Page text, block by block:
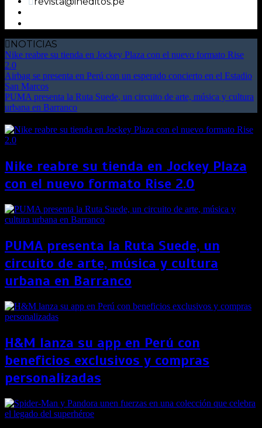
NOTICIAS
Nike reabre su tienda en Jockey Plaza con el nuevo formato Rise
2.0
Airbag se presenta en Perú con un esperado concierto en el Estadio
San Marcos
PUMA presenta la Ruta Suede, un circuito de arte, música y cultura
urbana en Barranco
Nike reabre su tienda en Jockey Plaza
con el nuevo formato Rise 2.0
PUMA presenta la Ruta Suede, un
circuito de arte, música y cultura
urbana en Barranco
H&M lanza su app en Perú con
beneficios exclusivos y compras
personalizadas